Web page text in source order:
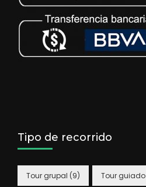
Tipo de recorrido
Tour grupal (9) Tour guiado